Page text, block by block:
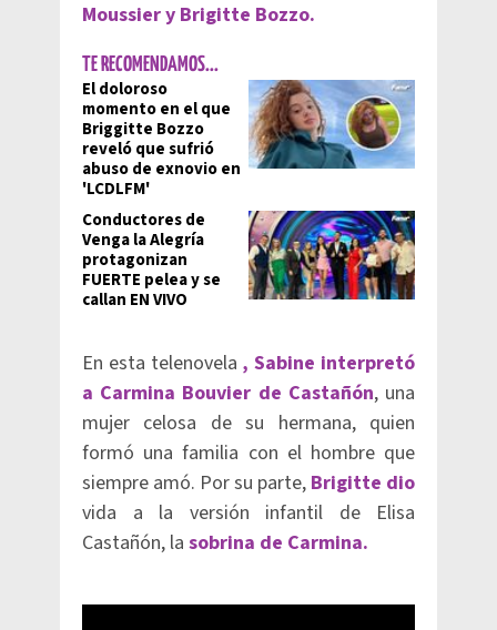
Moussier y Brigitte Bozzo.
TE RECOMENDAMOS...
El doloroso
momento en el que
Briggitte Bozzo
reveló que sufrió
abuso de exnovio en
'LCDLFM'
Conductores de
Venga la Alegría
protagonizan
FUERTE pelea y se
callan EN VIVO
En esta telenovela , Sabine interpretó
a Carmina Bouvier de Castañón, una
mujer celosa de su hermana, quien
formó una familia con el hombre que
siempre amó. Por su parte, Brigitte dio
vida a la versión infantil de Elisa
Castañón, la sobrina de Carmina.